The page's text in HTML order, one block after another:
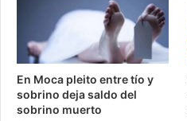
En Moca pleito entre tío y
sobrino deja saldo del
sobrino muerto